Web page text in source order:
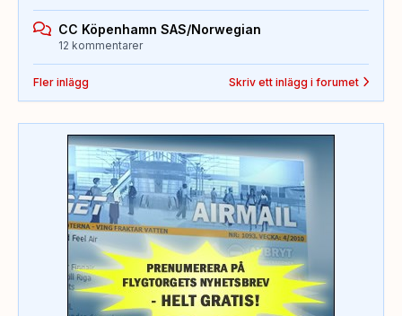
CC Köpenhamn SAS/Norwegian
12 kommentarer
Fler inlägg Skriv ett inlägg i forumet